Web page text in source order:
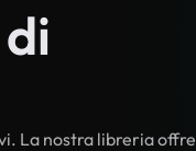
La nostra libreria offre